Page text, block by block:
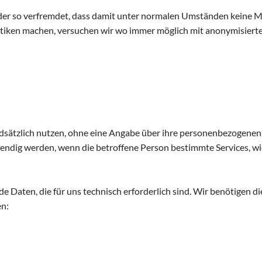
so verfremdet, dass damit unter normalen Umständen keine
machen, versuchen wir wo immer möglich mit
nutzen, ohne eine Angabe über ihre
werden, wenn die betroffene Person bestimmte Services,
Daten, die für uns technisch erforderlich sind. Wir benötigen